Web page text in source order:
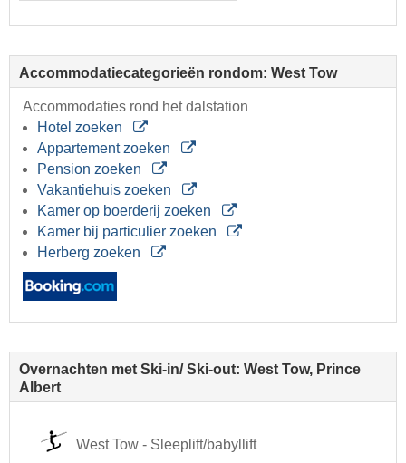
Accommodatiecategorieën rondom: West Tow
Accommodaties rond het dalstation
Hotel zoeken
Appartement zoeken
Pension zoeken
Vakantiehuis zoeken
Kamer op boerderij zoeken
Kamer bij particulier zoeken
Herberg zoeken
Overnachten met Ski-in/ Ski-out: West Tow, Prince
Albert
West Tow - Sleeplift/babyllift